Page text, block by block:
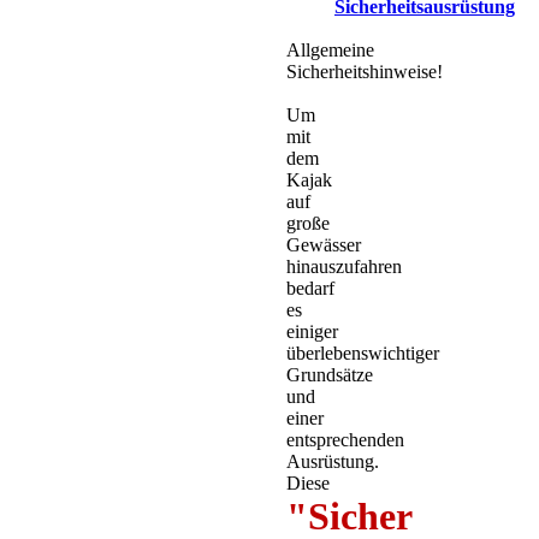
Sicherheitsausrüstung
Allgemeine
Sicherheitshinweise!
Um
mit
dem
Kajak
auf
große
Gewässer
hinauszufahren
bedarf
es
einiger
überlebenswichtiger
Grundsätze
und
einer
entsprechenden
Ausrüstung.
Diese
"Sicher